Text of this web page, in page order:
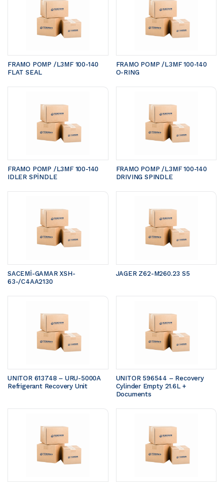
FRAMO POMP /L3MF 100-140
FLAT SEAL
FRAMO POMP /L3MF 100-140
O-RING
FRAMO POMP /L3MF 100-140
IDLER SPİNDLE
FRAMO POMP /L3MF 100-140
DRIVING SPINDLE
SACEMİ-GAMAR XSH-
63-/C4AA2130
JAGER Z62-M260.23 S5
UNITOR 613748 – URU-5000A
Refrigerant Recovery Unit
UNITOR 596544 – Recovery
Cylinder Empty 21.6L +
Documents